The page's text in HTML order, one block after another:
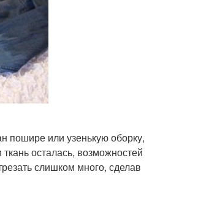
пошире или узенькую оборку,
осталась, возможностей
слишком много, сделав